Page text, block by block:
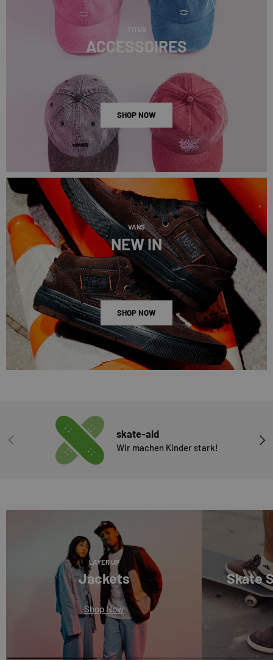
TITUS
ACCESSOIRES
SHOP NOW
VANS
NEW IN
SHOP NOW
VORHERIGE skate-aid
Wir machen Kinder stark!
LAYER UP
Jackets
Shop Now
Skate